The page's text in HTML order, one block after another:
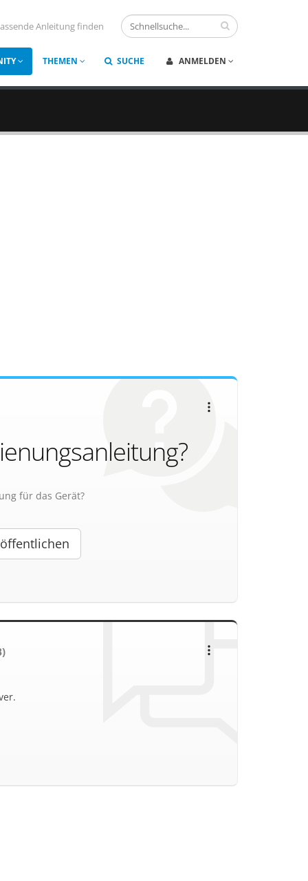
Anleitung finden
THEMEN SUCHE ANMELDEN
für das Gerät?